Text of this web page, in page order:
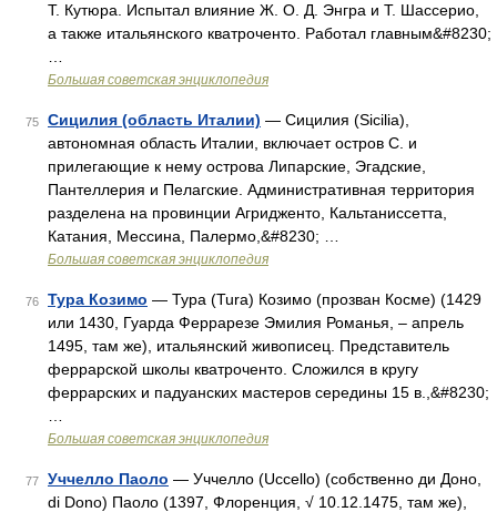
Т. Кутюра. Испытал влияние Ж. О. Д. Энгра и Т. Шассерио,
а также итальянского кватроченто. Работал главным&#8230;
Большая советская энциклопедия
75 Сицилия (область Италии) — Сицилия (Sicilia),
автономная область Италии, включает остров С. и
прилегающие к нему острова Липарские, Эгадские,
Пантеллерия и Пелагские. Административная территория
разделена на провинции Агридженто, Кальтаниссетта,
Катания, Мессина, Палермо,&#8230; …
Большая советская энциклопедия
76 Тура Козимо — Тура (Tura) Козимо (прозван Косме) (1429
или 1430, Гуарда Феррарезе Эмилия Романья, ‒ апрель
1495, там же), итальянский живописец. Представитель
феррарской школы кватроченто. Сложился в кругу
феррарских и падуанских мастеров середины 15 в.,&#8230;
Большая советская энциклопедия
77 Уччелло Паоло — Уччелло (Uccello) (собственно ди Доно,
di Dono) Паоло (1397, Флоренция, √ 10.12.1475, там же),